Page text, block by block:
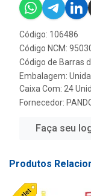
Código: 106486
Código NCM:
Código de Barras
Embalagem:
Caixa Com: 24
Fornecedor:
Faça seu
Produtos